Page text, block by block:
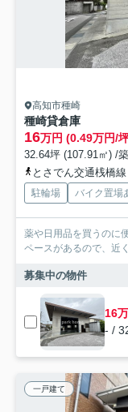
高知市種崎
種崎貸倉庫
16万円 (0.49万円/
32.64坪 (107.91㎡) /
とさでん交通桟橋
駐輪場 バイク置場
薬や日用品を買うのに
ペースがあるので、近
募集中の物件
16
- /
一戸建て